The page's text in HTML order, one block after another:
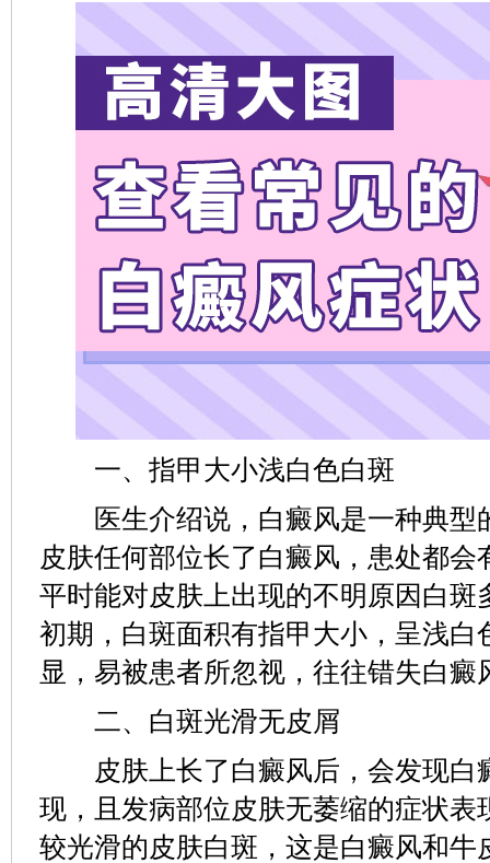
一、指甲大小浅白色白斑
医生介绍说，白癜风是一种典型
皮肤任何部位长了白癜风，患处都会
平时能对皮肤上出现的不明原因白斑
初期，白斑面积有指甲大小，呈浅白
显，易被患者所忽视，往往错失白癜
二、白斑光滑无皮屑
皮肤上长了白癜风后，会发现白
现，且发病部位皮肤无萎缩的症状表
较光滑的皮肤白斑，这是白癜风和牛